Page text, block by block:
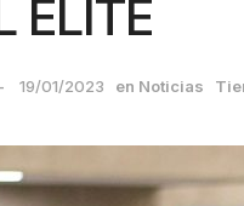
ÉLITE
19/01/2023 en Noticias